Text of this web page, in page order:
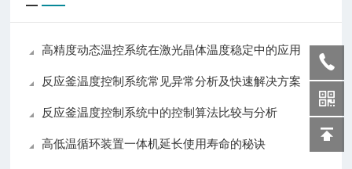
高精度动态温控系统在激光晶体温度稳定中的应用
反应釜温度控制系统常见异常分析及快速解决方案
反应釜温度控制系统中的控制算法比较与分析
高低温循环装置一体机延长使用寿命的秘诀